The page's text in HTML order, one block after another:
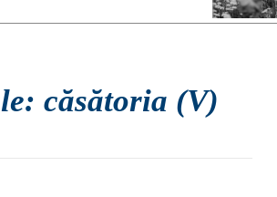
căsătoria (V)